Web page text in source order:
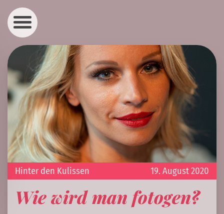
19. August 2020
Hinter den Kulissen
Wie wird man fotogen?